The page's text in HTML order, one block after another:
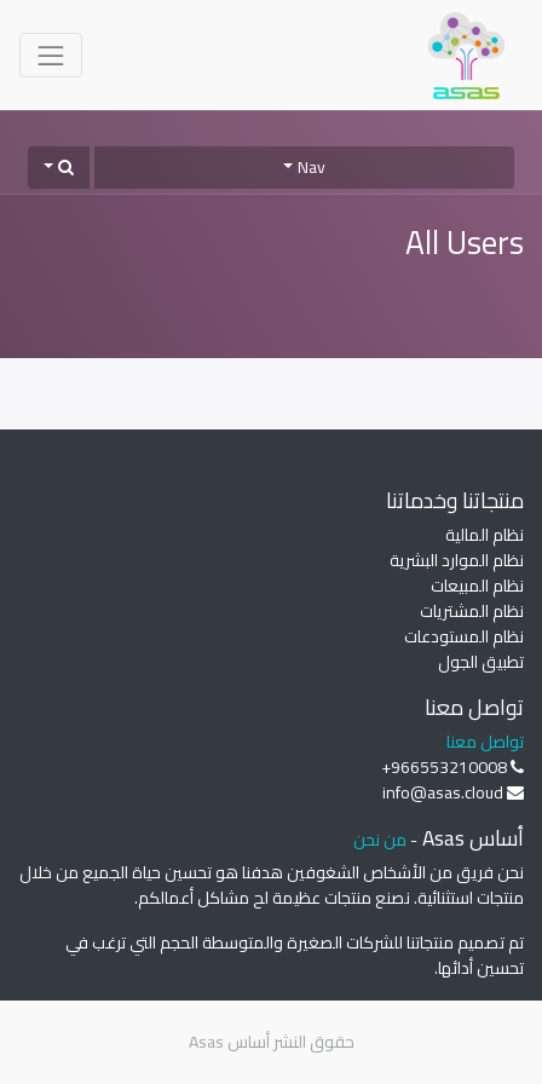
Nav
All Users
منتجاتنا وخدماتنا
نظام المالية
نظام الموارد البشرية
نظام المبيعات
نظام المشتريات
نظام المستودعات
تطبيق الجول
تواصل معنا
تواصل معنا
+966553210008
info@asas.cloud
أساس Asas -من نحن
نحن فريق من الأشخاص الشغوفين هدفنا هو تحسين حياة الجميع من خلال
منتجات استثنائية. نصنع منتجات عظيمة لح مشاكل أعمالكم.
تم تصميم منتجاتنا للشركات الصغيرة والمتوسطة الحجم التي ترغب في
تحسين أدائها.
حقوق النشرأساس Asas